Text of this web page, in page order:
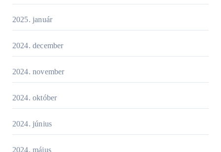
2025. január
2024. december
2024. november
2024. október
2024. június
2024. május